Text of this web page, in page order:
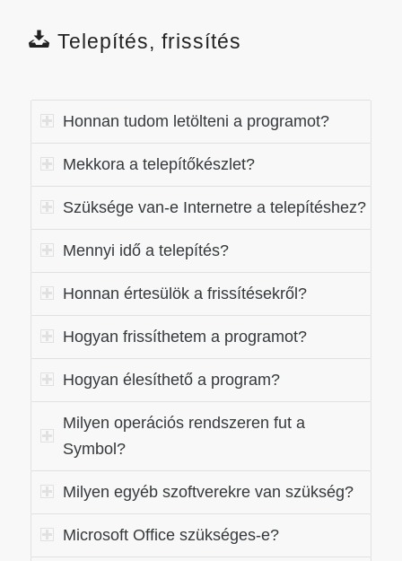
Telepítés, frissítés
Honnan tudom letölteni a programot?
Mekkora a telepítőkészlet?
Szüksége van-e Internetre a telepítéshez?
Mennyi idő a telepítés?
Honnan értesülök a frissítésekről?
Hogyan frissíthetem a programot?
Hogyan élesíthető a program?
Milyen operációs rendszeren fut a
Symbol?
Milyen egyéb szoftverekre van szükség?
Microsoft Office szükséges-e?